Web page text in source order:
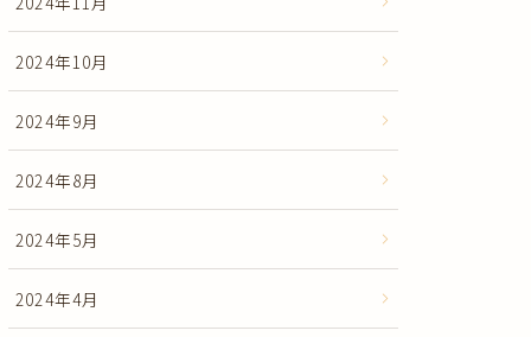
2024年10月
2024年9月
2024年8月
2024年5月
2024年4月